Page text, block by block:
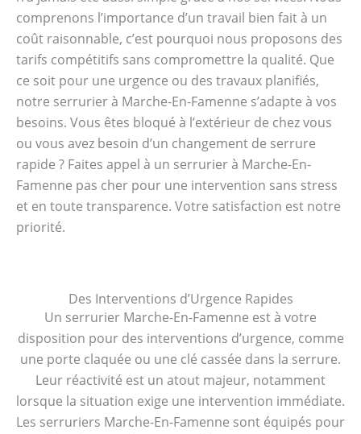
comprenons l’importance d’un travail bien fait à un
coût raisonnable, c’est pourquoi nous proposons des
tarifs compétitifs sans compromettre la qualité. Que
ce soit pour une urgence ou des travaux planifiés,
notre serrurier à Marche-En-Famenne s’adapte à vos
besoins. Vous êtes bloqué à l’extérieur de chez vous
ou vous avez besoin d’un changement de serrure
rapide ? Faites appel à un serrurier à Marche-En-
Famenne pas cher pour une intervention sans stress
et en toute transparence. Votre satisfaction est notre
priorité.
Des Interventions d’Urgence Rapides
Un serrurier Marche-En-Famenne est à votre
disposition pour des interventions d’urgence, comme
une porte claquée ou une clé cassée dans la serrure.
Leur réactivité est un atout majeur, notamment
lorsque la situation exige une intervention immédiate.
Les serruriers Marche-En-Famenne sont équipés pour